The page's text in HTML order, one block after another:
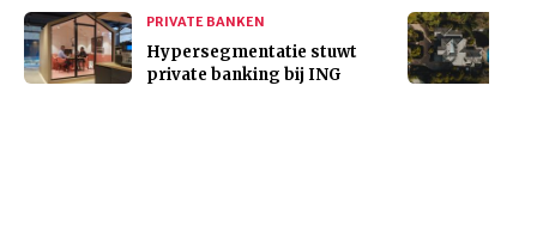
PRIVATE BANKEN
Hypersegmentatie stuwt
private banking bij ING